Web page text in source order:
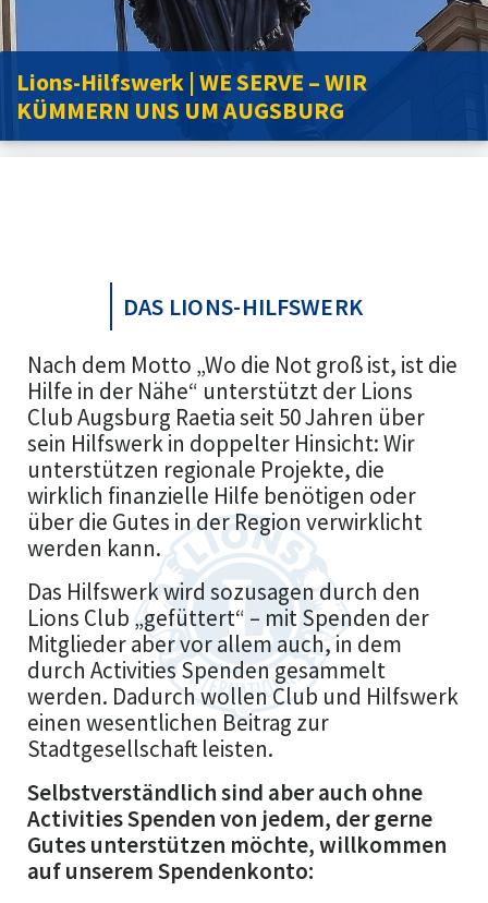
Lions-Hilfswerk | WE SERVE – WIR
KÜMMERN UNS UM AUGSBURG
DAS LIONS-HILFSWERK
Nach dem Motto „Wo die Not groß ist, ist die
Hilfe in der Nähe“ unterstützt der Lions
Club Augsburg Raetia seit 50 Jahren über
sein Hilfswerk in doppelter Hinsicht: Wir
unterstützen regionale Projekte, die
wirklich finanzielle Hilfe benötigen oder
über die Gutes in der Region verwirklicht
werden kann.
Das Hilfswerk wird sozusagen durch den
Lions Club „gefüttert“ – mit Spenden der
Mitglieder aber vor allem auch, in dem
durch Activities Spenden gesammelt
werden. Dadurch wollen Club und Hilfswerk
einen wesentlichen Beitrag zur
Stadtgesellschaft leisten.
Selbstverständlich sind aber auch ohne
Activities Spenden von jedem, der gerne
Gutes unterstützen möchte, willkommen
auf unserem Spendenkonto: